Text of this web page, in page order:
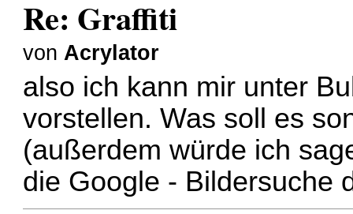
Re: Graffiti
vonAcrylator
also ich kann mir unter
vorstellen. Was soll es
(außerdem würde ich
die Google - Bildersuche